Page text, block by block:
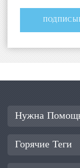
Нужна
Горячие Теги